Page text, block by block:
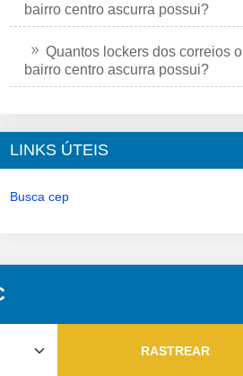
bairro centro ascurra possui?
Quantos lockers dos correios o
bairro centro ascurra possui?
LINKS ÚTEIS
Busca cep